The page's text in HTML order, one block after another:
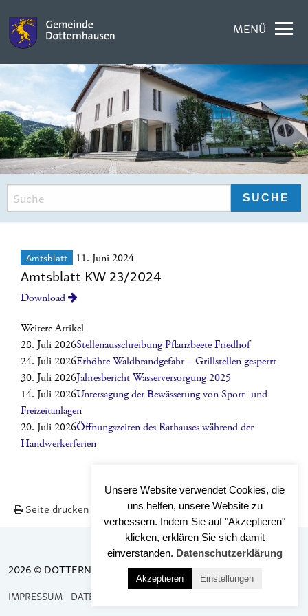
MENÜ
Amtsblatt 11. Juni 2024
Amtsblatt KW 23/2024
Download
Weitere Artikel
28. Juli 2026Stellenausschreibung Pflanzbeete Friedhof
24. Juli 2026Erhöhte Waldbrandgefahr – Grillstellen gesperrt
30. Juli 2026Jahresbericht Wasserversorgung 2025
14. Juli 2026Untersagung der Bewässerung von Sport- und
Freizeitanlagen
20. Juli 2026Öffnungszeiten des Rathauses während der
Handwerkerferien
Seite drucken Nach OBEN
2026 © DOTTERNHAUSEN
IMPRESSUM DATENSCHUTZ
Unsere Website verwendet Cookies, die
uns helfen, unsere Website zu
verbessern. Indem Sie auf "Akzeptieren"
klicken, erklären Sie sich damit
einverstanden. Datenschutzerklärung
Akzeptieren Einstellungen